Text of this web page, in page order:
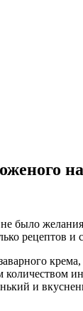
было
рецептов и
и